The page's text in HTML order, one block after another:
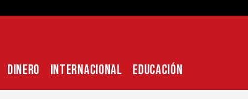
DINERO INTERNACIONAL EDUCACIÓN